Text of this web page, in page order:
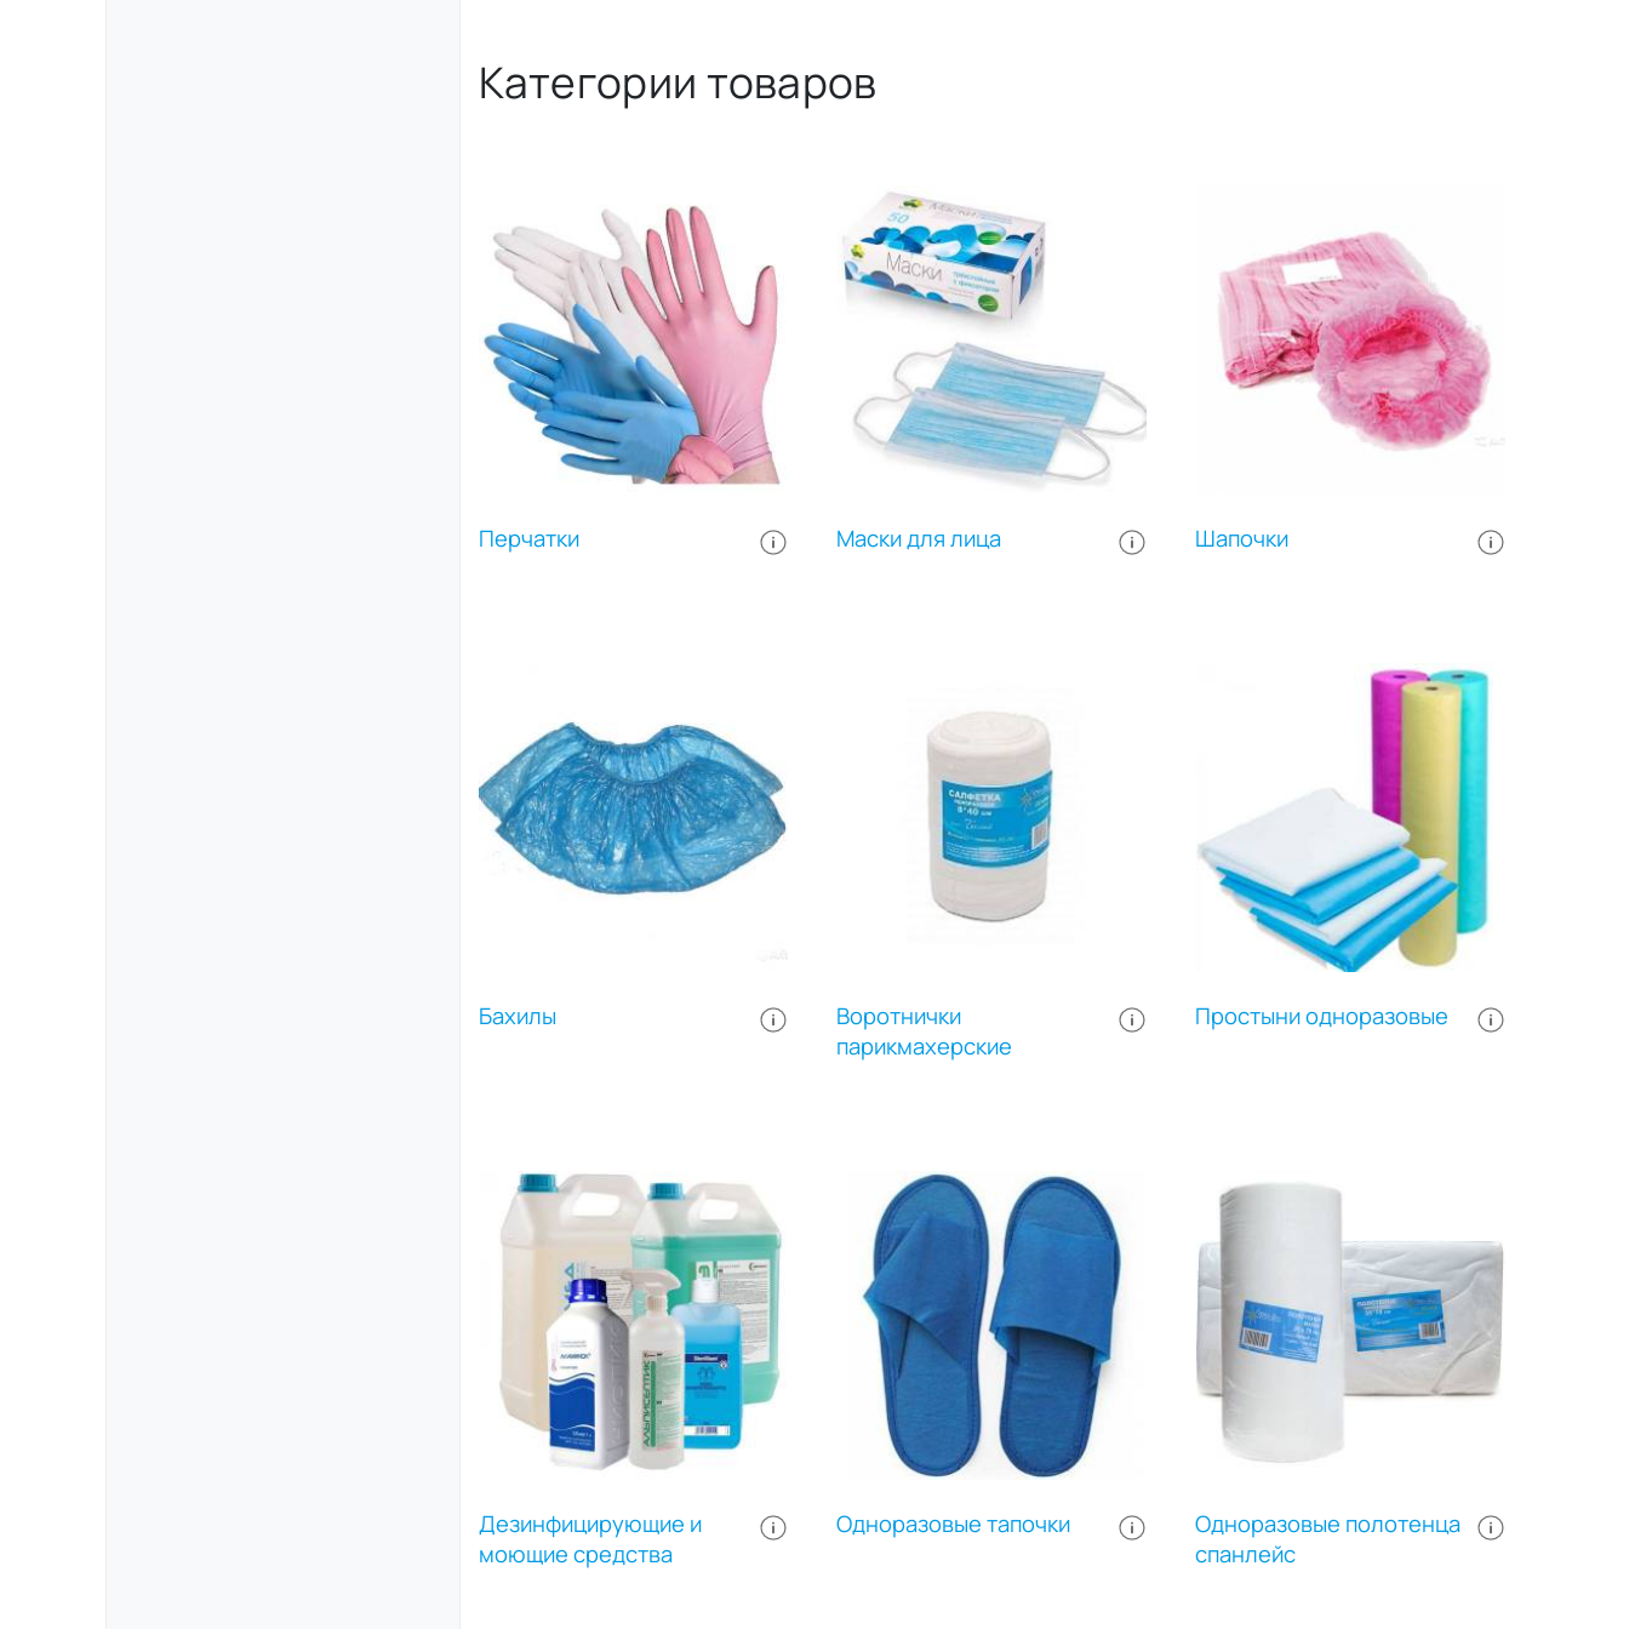
кресла, столики. Предназначены
простыни для защиты
для гигиеничного и комфортного
проведения процедур. Упаковка
в форме рулона удобна в
применении и хранении. Цвет:
белый. Размер: 80х200 см. В
рулоне: 100 простыней.
разделены перфорацией.
горячего чая, кофе, горячего
длительном контакте с
жидкостью. Данная посуда
безопасна в использовании, при
наполнении горячей жидкостью
– не обжигает руки, не вызывает
дискомфорта. На краях
бумажного стакана 400 мл
размещена выступающая
объёмная кайма, которая
предупреждает случайное
выскальзывание ёмкости из рук.
В упаковке: 50шт.
дезинфекцию и прачечные
услуги. Являются неотъемлемым
расходным материалом в сфере
медицины и индустрии красоты.
После использования
утилизируются в отходы
соответствующего класса.
Выпускаются в прозрачных
герметичных полиэтиленовых
упаковках, индивидуально
упаковке: 100 штук.
Категории товаров
Перчатки Маски для лица Шапочки
Бахилы
Воротнички
парикмахерские
Простыни одноразовые
Дезинфицирующие и
моющие средства
Одноразовые тапочки
Одноразовые полотенца
спанлейс